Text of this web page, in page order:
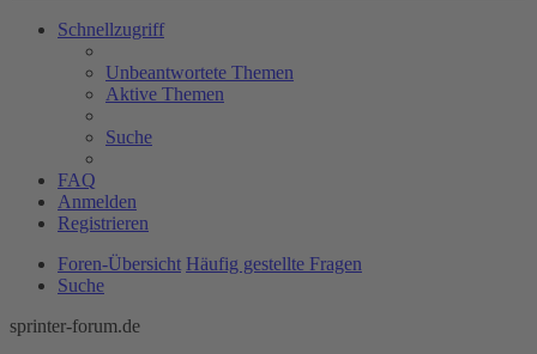
Schnellzugriff
Unbeantwortete Themen
Aktive Themen
Suche
FAQ
Anmelden
Registrieren
Foren-Übersicht Häufig gestellte Fragen
Suche
sprinter-forum.de